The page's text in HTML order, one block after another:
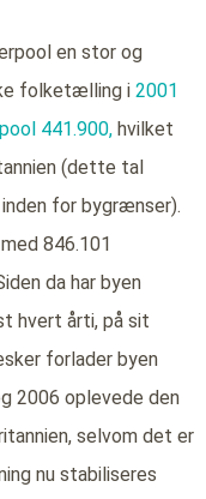
en stor og
folketælling i 2001
441.900, hvilket
(dette tal
for bygrænser).
846.101
da har byen
hvert årti, på sit
forlader byen
2006 oplevede den
selvom det er
nu stabiliseres